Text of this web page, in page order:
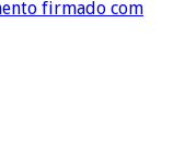
firmado com